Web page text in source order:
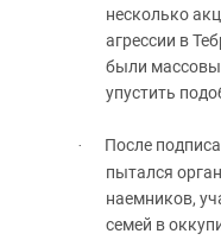
несколько
агрессии в
были
упустить
·
После
пытался
наемников,
семей в